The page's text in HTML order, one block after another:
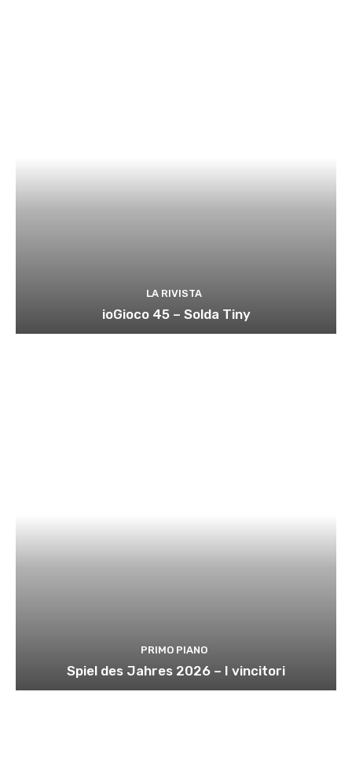
LA RIVISTA
ioGioco 45 – Solda Tiny
PRIMO PIANO
Spiel des Jahres 2026 – I vincitori